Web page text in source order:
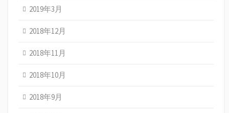
2019年3月
2018年12月
2018年11月
2018年10月
2018年9月